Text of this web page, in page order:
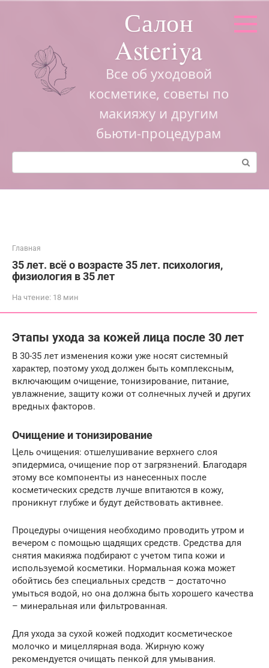
Салон
Asteriya
Все об уходовой
косметике, советы по
макияжу и другим
бьюти-процедурам
Поиск:
Главная
35 лет. всё о возрасте 35 лет. психология,
физиология в 35 лет
На чтение: 18 мин
Этапы ухода за кожей лица после 30 лет
В 30-35 лет изменения кожи уже носят системный
характер, поэтому уход должен быть комплексным,
включающим очищение, тонизирование, питание,
увлажнение, защиту кожи от солнечных лучей и других
вредных факторов.
Очищение и тонизирование
Цель очищения: отшелушивание верхнего слоя
эпидермиса, очищение пор от загрязнений. Благодаря
этому все компоненты из нанесенных после
косметических средств лучше впитаются в кожу,
проникнут глубже и будут действовать активнее.
Процедуры очищения необходимо проводить утром и
вечером с помощью щадящих средств. Средства для
снятия макияжа подбирают с учетом типа кожи и
используемой косметики. Нормальная кожа может
обойтись без специальных средств – достаточно
умыться водой, но она должна быть хорошего качества
– минеральная или фильтрованная.
Для ухода за сухой кожей подходит косметическое
молочко и мицеллярная вода. Жирную кожу
рекомендуется очищать пенкой для умывания.